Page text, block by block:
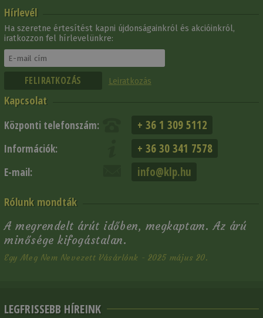
Hírlevél
Ha szeretne értesítést kapni újdonságainkról és akcióinkról,
iratkozzon fel hírlevelünkre:
Leiratkozás
Kapcsolat
Központi telefonszám: + 36 1 309 5112
Információk: + 36 30 341 7578
E-mail: info@klp.hu
Rólunk mondták
A megrendelt árút időben, megkaptam. Az árú
minősége kifogástalan.
Egy Meg Nem Nevezett Vásárlónk - 2025 május 20.
LEGFRISSEBB HÍREINK